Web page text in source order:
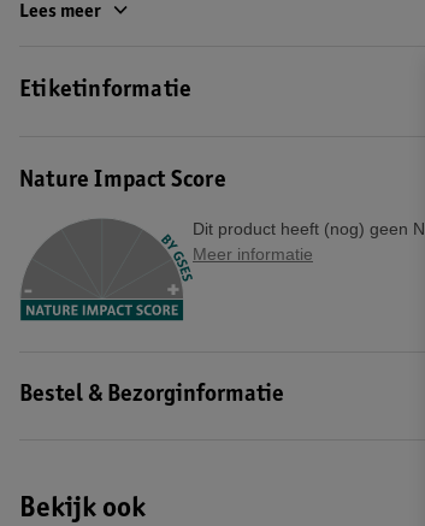
Lees meer
Etiketinformatie
Nature Impact Score
Dit product heeft (nog) geen
Meer informatie
Bestel & Bezorginformatie
Bekijk ook